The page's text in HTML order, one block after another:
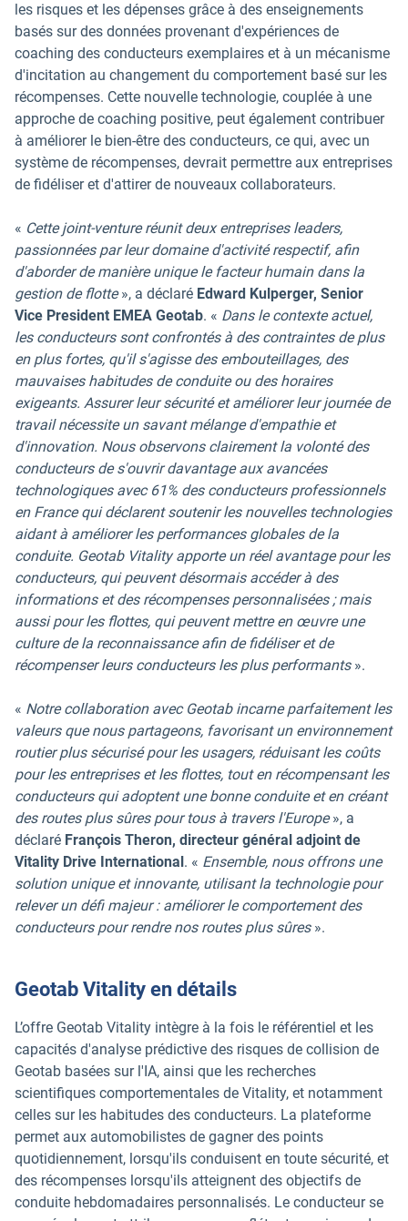
les risques et les dépenses grâce à des enseignements
basés sur des données provenant d'expériences de
coaching des conducteurs exemplaires et à un mécanisme
d'incitation au changement du comportement basé sur les
récompenses. Cette nouvelle technologie, couplée à une
approche de coaching positive, peut également contribuer
à améliorer le bien-être des conducteurs, ce qui, avec un
système de récompenses, devrait permettre aux entreprises
de fidéliser et d'attirer de nouveaux collaborateurs.
« Cette joint-venture réunit deux entreprises leaders,
passionnées par leur domaine d'activité respectif, afin
d'aborder de manière unique le facteur humain dans la
gestion de flotte», a déclaré Edward Kulperger, Senior
Vice President EMEA Geotab. « Dans le contexte actuel,
les conducteurs sont confrontés à des contraintes de plus
en plus fortes, qu'il s'agisse des embouteillages, des
mauvaises habitudes de conduite ou des horaires
exigeants. Assurer leur sécurité et améliorer leur journée de
travail nécessite un savant mélange d'empathie et
d'innovation. Nous observons clairement la volonté des
conducteurs de s'ouvrir davantage aux avancées
technologiques avec 61% des conducteurs professionnels
en France qui déclarent soutenir les nouvelles technologies
aidant à améliorer les performances globales de la
conduite. Geotab Vitality apporte un réel avantage pour les
conducteurs, qui peuvent désormais accéder à des
informations et des récompenses personnalisées ; mais
aussi pour les flottes, qui peuvent mettre en œuvre une
culture de la reconnaissance afin de fidéliser et de
récompenser leurs conducteurs les plus performants ».
« Notre collaboration avec Geotab incarne parfaitement les
valeurs que nous partageons, favorisant un environnement
routier plus sécurisé pour les usagers, réduisant les coûts
pour les entreprises et les flottes, tout en récompensant les
conducteurs qui adoptent une bonne conduite et en créant
des routes plus sûres pour tous à travers l'Europe», a
déclaré François Theron, directeur général adjoint de
Vitality Drive International. « Ensemble, nous offrons une
solution unique et innovante, utilisant la technologie pour
relever un défi majeur : améliorer le comportement des
conducteurs pour rendre nos routes plus sûres ».
Geotab Vitality en détails
L’offre Geotab Vitality intègre à la fois le référentiel et les
capacités d'analyse prédictive des risques de collision de
Geotab basées sur l'IA, ainsi que les recherches
scientifiques comportementales de Vitality, et notamment
celles sur les habitudes des conducteurs. La plateforme
permet aux automobilistes de gagner des points
quotidiennement, lorsqu'ils conduisent en toute sécurité, et
des récompenses lorsqu'ils atteignent des objectifs de
conduite hebdomadaires personnalisés. Le conducteur se